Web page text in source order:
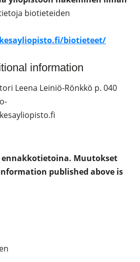
biotieteiden
biotieteet/
information
Leena Leiniö-Rönkkö p. 040
Muutokset
published above is